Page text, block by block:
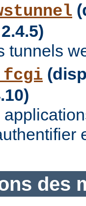
tunnels
des